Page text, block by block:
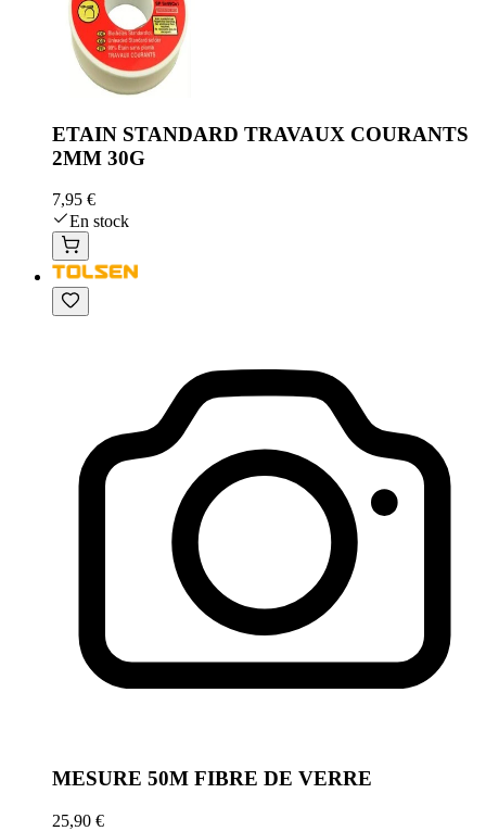
ETAIN STANDARD TRAVAUX COURANTS
2MM 30G
7,95 €
En stock
MESURE 50M FIBRE DE VERRE
25,90 €